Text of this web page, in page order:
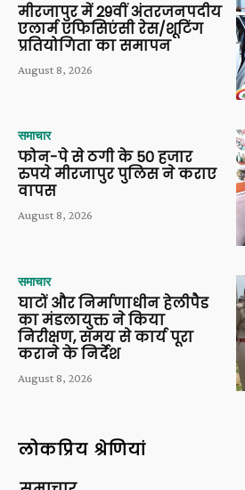
मीरजापुर में 29वीं अंतरजनपदीय
एलार्म एफिसिएंसी रेस/शूटिंग
प्रतियोगिता का समापन
August 8, 2026
समाचार
फोन-पे से ठगी के 50 हजार
रुपये मीरजापुर पुलिस ने कराए
वापस
August 8, 2026
समाचार
घाटों और निर्माणाधीन हेलीपैड
का मंडलायुक्त ने किया
निरीक्षण, समय से कार्य पूरा
कराने के निर्देश
August 8, 2026
लोकप्रिय श्रेणियां